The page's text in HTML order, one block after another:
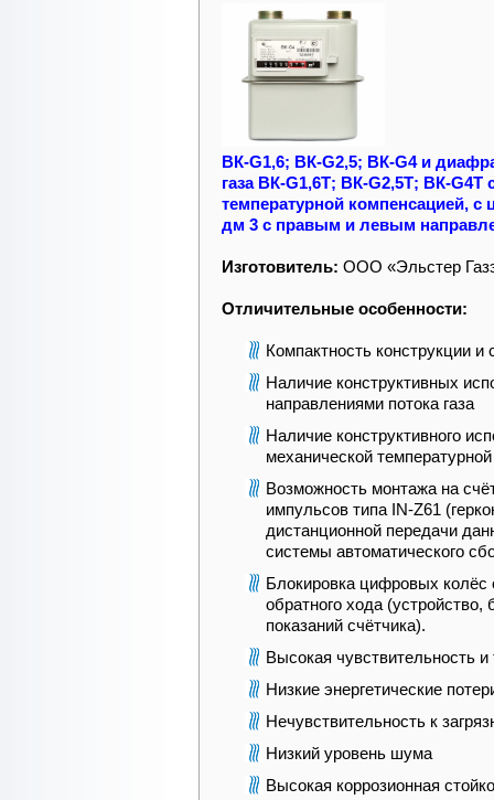
ВК-G1,6; ВК-G2,5; ВК-G4 и
газа ВК-G1,6Т; ВК-G2,5Т; ВК-G4Т
температурной компенсацией,
дм 3 с правым и левым
Изготовитель: ООО «Эльстер
Отличительные особенности:
Компактность конструкции
Наличие конструктивных
направлениями потока газа
Наличие конструктивного
механической
Возможность монтажа на
импульсов типа IN-Z61
дистанционной передачи
системы автоматического
Блокировка цифровых колёс
обратного хода
показаний счётчика).
Высокая чувствительность и
Низкие энергетические
Нечувствительность к
Низкий уровень шума
Высокая коррозионная